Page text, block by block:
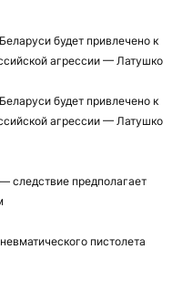
будет привлечено к
агрессии — Латушко
будет привлечено к
агрессии — Латушко
следствие предполагает
пистолета